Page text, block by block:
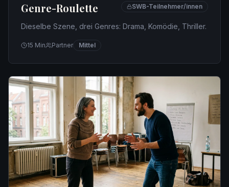
Genre-Roulette SWB-Teilnehmer/innen
Dieselbe Szene, drei Genres: Drama, Komödie, Thriller.
15 Min Partner Mittel